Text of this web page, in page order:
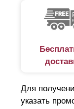
Для
указать